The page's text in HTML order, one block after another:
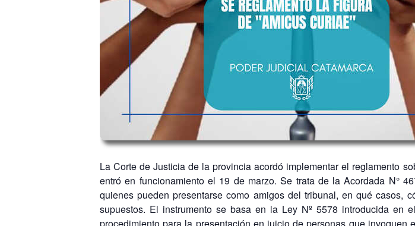
La Corte de Justicia de la provincia acordó implementar el reglamento
entró en funcionamiento el 19 de marzo. Se trata de la Acordada N°
quienes pueden presentarse como amigos del tribunal, en qué casos,
supuestos. El instrumento se basa en la Ley Nº 5578 introducida en